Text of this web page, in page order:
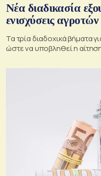
Νέα διαδικασία
ενισχύσεις
Τα τρία διαδοχικά βήματα
ώστε να υποβληθεί η